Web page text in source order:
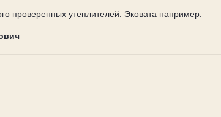
проверенных утеплителей. Эковата например.